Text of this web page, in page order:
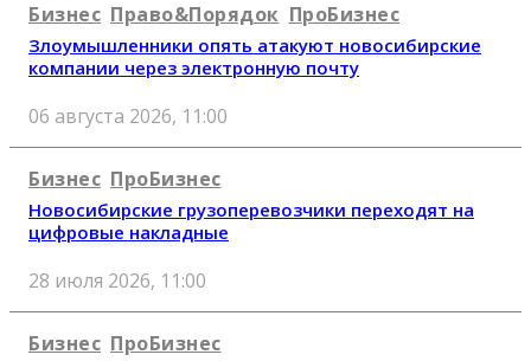
Бизнес Право&Порядок ПроБизнес
Злоумышленники опять атакуют новосибирские
компании через электронную почту
06 августа 2026, 11:00
Бизнес ПроБизнес
Новосибирские грузоперевозчики переходят на
цифровые накладные
28 июля 2026, 11:00
Бизнес ПроБизнес